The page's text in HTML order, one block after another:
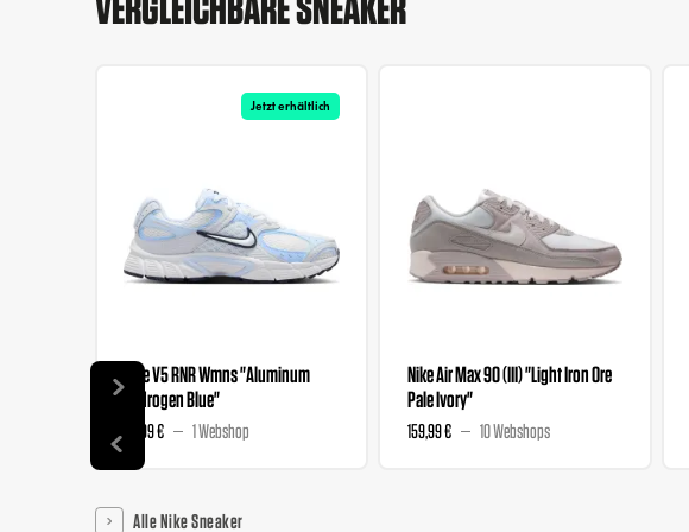
Jetzt erhältlich
Nike V5 RNR Wmns "Aluminum
Hydrogen Blue"
89,99 € 1 Webshop
Nike Air Max 90 (III) "Light Iron Ore
Pale Ivory"
159,99 € 10 Webshops
Alle Nike Sneaker